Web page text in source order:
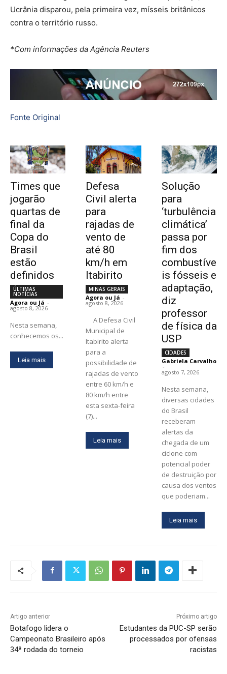
Ucrânia disparou, pela primeira vez, mísseis britânicos
contra o território russo.
*Com informações da Agência Reuters
Fonte Original
Times que
jogarão
quartas de
final da
Copa do
Brasil
estão
definidos
ÚLTIMAS
NOTÍCIAS
Agora ou Já -
agosto 8, 2026
Nesta semana,
conhecemos os...
Leia mais
Defesa
Civil alerta
para
rajadas de
vento de
até 80
km/h em
Itabirito
MINAS GERAIS
Agora ou Já -
agosto 8, 2026
Municipal de
Itabirito alerta
para a
possibilidade de
rajadas de vento
entre 60 km/h e
80 km/h entre
esta sexta-feira
(7)...
Leia mais
Solução
para
‘turbulência
climática’
passa por
fim dos
combustíve
is fósseis e
adaptação,
diz
professor
de física da
USP
CIDADES
Gabriela Carvalho
-
agosto 7, 2026
Nesta semana,
diversas cidades
do Brasil
receberam
alertas da
chegada de um
ciclone com
potencial poder
de destruição por
causa dos ventos
que poderiam...
Leia mais
Artigo anterior
Botafogo lidera o
Campeonato Brasileiro após
34ª rodada do torneio
Próximo artigo
Estudantes da PUC-SP serão
processados por ofensas
racistas